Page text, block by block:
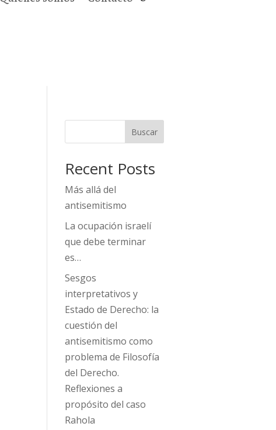
Buscar
Recent Posts
Más allá del
antisemitismo
La ocupación israelí
que debe terminar
es…
Sesgos
interpretativos y
Estado de Derecho: la
cuestión del
antisemitismo como
problema de Filosofía
del Derecho.
Reflexiones a
propósito del caso
Rahola